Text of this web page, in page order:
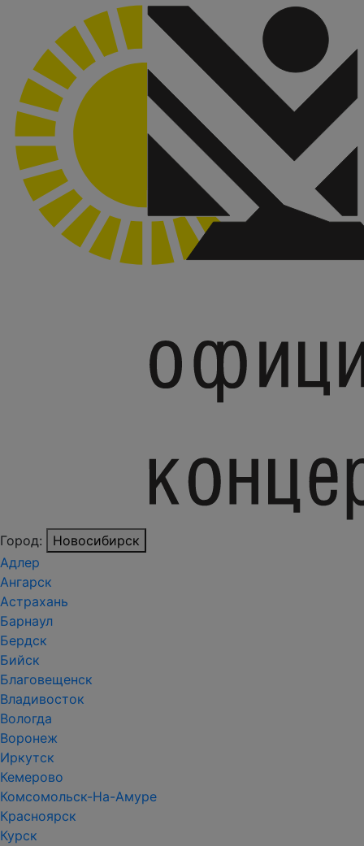
Город:
Новосибирск
Адлер
Ангарск
Астрахань
Барнаул
Бердск
Бийск
Благовещенск
Владивосток
Вологда
Воронеж
Иркутск
Кемерово
Комсомольск-На-Амуре
Красноярск
Курск